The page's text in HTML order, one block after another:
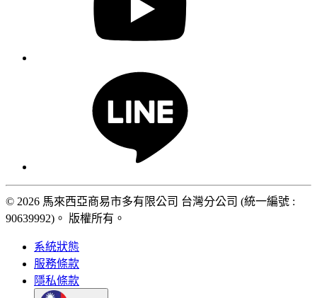
© 2026 馬來西亞商易市多有限公司 台灣分公司 (統一編號 :
90639992)。 版權所有。
系統狀態
服務條款
隱私條款